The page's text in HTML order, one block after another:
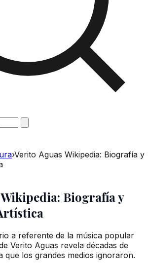
›Verito Aguas Wikipedia: Biografía y
Biografía y
a referente de la música popular
Verito Aguas revela décadas de
que los grandes medios ignoraron.